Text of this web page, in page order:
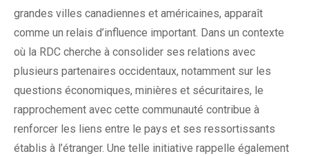
grandes villes canadiennes et américaines, apparaît
comme un relais d’influence important. Dans un contexte
où la RDC cherche à consolider ses relations avec
plusieurs partenaires occidentaux, notamment sur les
questions économiques, minières et sécuritaires, le
rapprochement avec cette communauté contribue à
renforcer les liens entre le pays et ses ressortissants
établis à l’étranger. Une telle initiative rappelle également